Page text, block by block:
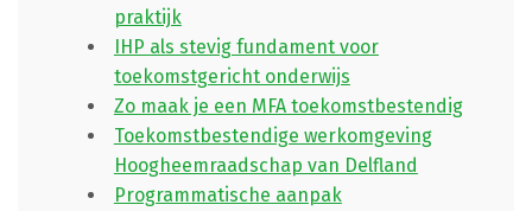
praktijk
IHP als stevig fundament voor
toekomstgericht onderwijs
Zo maak je een MFA toekomstbestendig
Toekomstbestendige werkomgeving
Hoogheemraadschap van Delfland
Programmatische aanpak